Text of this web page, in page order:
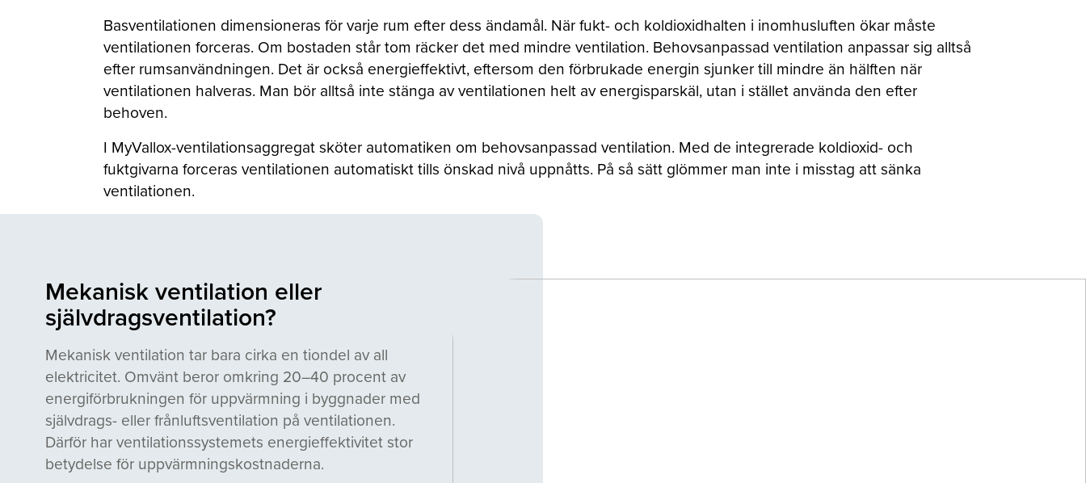
Basventilationen dimensioneras för varje rum efter dess ändamål. När fukt- och koldioxidhalten i inomhusluften ökar måste
ventilationen forceras. Om bostaden står tom räcker det med mindre ventilation. Behovsanpassad ventilation anpassar sig alltså
efter rumsanvändningen. Det är också energieffektivt, eftersom den förbrukade energin sjunker till mindre än hälften när
ventilationen halveras. Man bör alltså inte stänga av ventilationen helt av energisparskäl, utan i stället använda den efter
behoven.
I MyVallox-ventilationsaggregat sköter automatiken om behovsanpassad ventilation. Med de integrerade koldioxid- och
fuktgivarna forceras ventilationen automatiskt tills önskad nivå uppnåtts. På så sätt glömmer man inte i misstag att sänka
ventilationen.
Mekanisk ventilation eller
självdragsventilation?
Mekanisk ventilation tar bara cirka en tiondel av all
elektricitet. Omvänt beror omkring 20–40 procent av
energiförbrukningen för uppvärmning i byggnader med
självdrags- eller frånluftsventilation på ventilationen.
Därför har ventilationssystemets energieffektivitet stor
betydelse för uppvärmningskostnaderna.